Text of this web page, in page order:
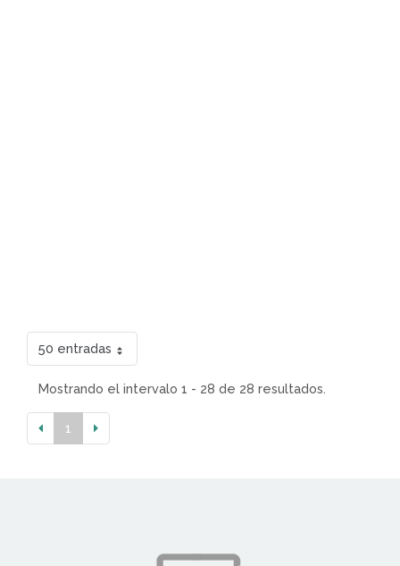
50 entradas
Mostrando el intervalo 1 - 28 de 28 resultados.
1